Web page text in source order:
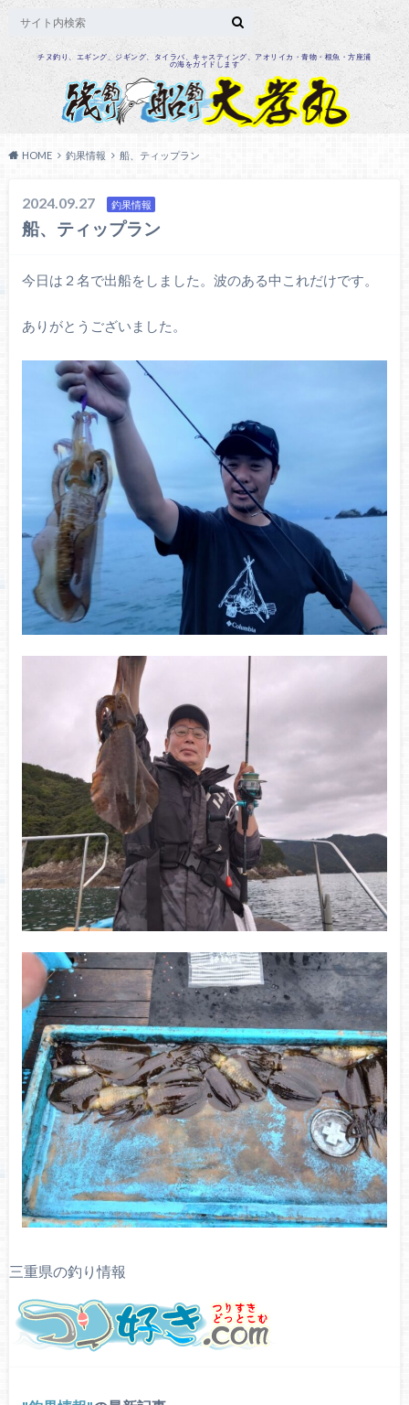
チヌ釣り、エギング、ジギング、タイラバ、キャスティング、アオリイカ・青物・根魚・方座浦
の海をガイドします
HOME 釣果情報 船、ティップラン
2024.09.27 釣果情報
船、ティップラン
今日は２名で出船をしました。波のある中これだけです。
ありがとうございました。
三重県の釣り情報